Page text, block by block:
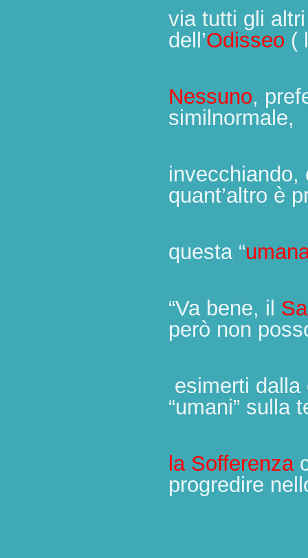
via tutti gli
dell’Odisseo (
Nessuno,
similnormale,
quant’altro è
questa “
“Va bene, il
però non
esimerti dalla
“umani” sulla
la Sofferenza
progredire